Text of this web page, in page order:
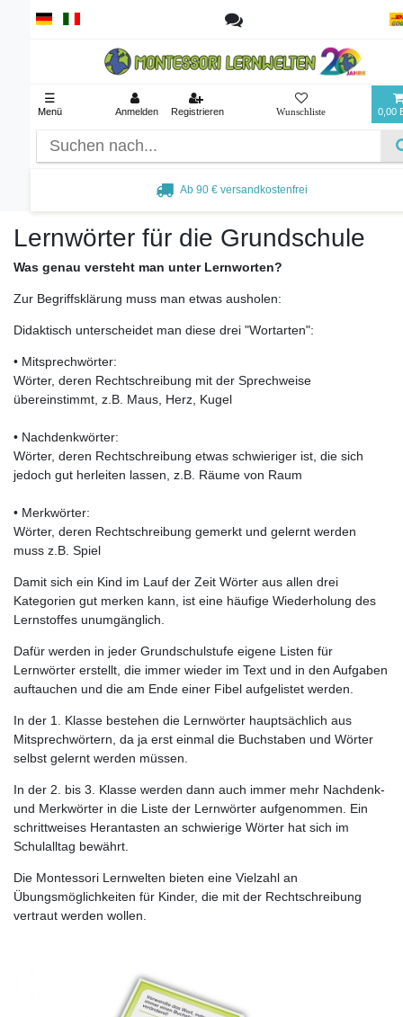
☰
Menü Anmelden Registrieren 0,00
Ab 90 € versandkostenfrei
Lernwörter für die Grundschule
Was genau versteht man unter Lernworten?
Zur Begriffsklärung muss man etwas ausholen:
Didaktisch unterscheidet man diese drei "Wortarten":
• Mitsprechwörter:
Wörter, deren Rechtschreibung mit der Sprechweise
übereinstimmt, z.B. Maus, Herz, Kugel
• Nachdenkwörter:
Wörter, deren Rechtschreibung etwas schwieriger ist, die sich
jedoch gut herleiten lassen, z.B. Räume von Raum
• Merkwörter:
Wörter, deren Rechtschreibung gemerkt und gelernt werden
muss z.B. Spiel
Damit sich ein Kind im Lauf der Zeit Wörter aus allen drei
Kategorien gut merken kann, ist eine häufige Wiederholung des
Lernstoffes unumgänglich.
Dafür werden in jeder Grundschulstufe eigene Listen für
Lernwörter erstellt, die immer wieder im Text und in den Aufgaben
auftauchen und die am Ende einer Fibel aufgelistet werden.
In der 1. Klasse bestehen die Lernwörter hauptsächlich aus
Mitsprechwörtern, da ja erst einmal die Buchstaben und Wörter
selbst gelernt werden müssen.
In der 2. bis 3. Klasse werden dann auch immer mehr Nachdenk-
und Merkwörter in die Liste der Lernwörter aufgenommen. Ein
schrittweises Herantasten an schwierige Wörter hat sich im
Schulalltag bewährt.
Die Montessori Lernwelten bieten eine Vielzahl an
Übungsmöglichkeiten für Kinder, die mit der Rechtschreibung
vertraut werden wollen.